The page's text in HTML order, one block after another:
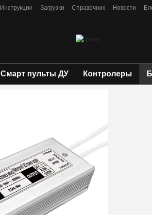
Инструкции Загрузки Справочник Новости
Смарт пульты ДУ Контролеры